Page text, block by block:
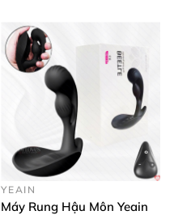
YEAIN
Máy Rung Hậu Môn Yeain